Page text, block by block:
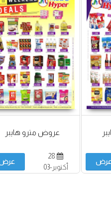
عروض مترو هايبر
28
أكتوبر-03